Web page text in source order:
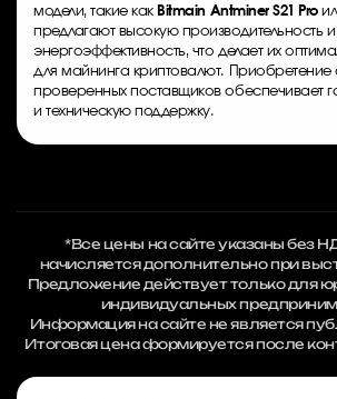
модели, такие как Bitmain Antminer S21 Pro
предлагают высокую производительность и
энергоэффективность, что делает их
для майнинга криптовалют.
проверенных поставщиков обеспечивает
и техническую поддержку.
*Все цены на сайте указаны без
начисляется дополнительно при
Предложение действует только для
индивидуальных
Информация на сайте не является
Итоговая цена формируется после